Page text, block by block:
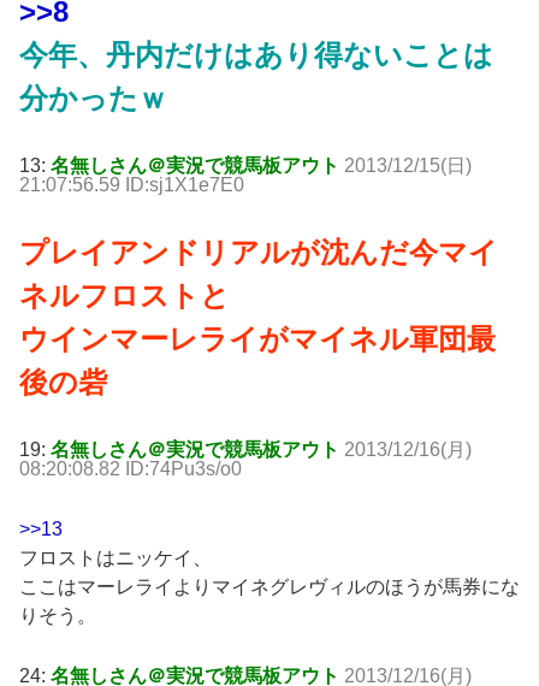
>>8
今年、丹内だけはあり得ないことは
分かったｗ
13: 名無しさん＠実況で競馬板アウト 2013/12/15(日)
21:07:56.59 ID:sj1X1e7E0
プレイアンドリアルが沈んだ今マイ
ネルフロストと
ウインマーレライがマイネル軍団最
後の砦
19: 名無しさん＠実況で競馬板アウト 2013/12/16(月)
08:20:08.82 ID:74Pu3s/o0
>>13
フロストはニッケイ、
ここはマーレライよりマイネグレヴィルのほうが馬券にな
りそう。
24: 名無しさん＠実況で競馬板アウト 2013/12/16(月)